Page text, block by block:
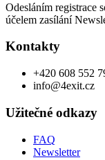
Odesláním registrace
účelem zasílání
Kontakty
+420 608 552
info@4exit.cz
Užitečné odkazy
FAQ
Newsletter